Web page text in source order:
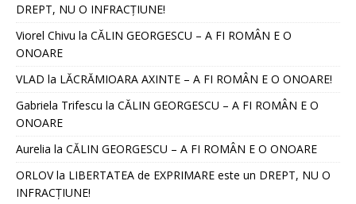
DREPT, NU O INFRACȚIUNE!
Viorel Chivu la CĂLIN GEORGESCU – A FI ROMÂN E O
ONOARE
VLAD la LĂCRĂMIOARA AXINTE – A FI ROMÂN E O ONOARE!
Gabriela Trifescu la CĂLIN GEORGESCU – A FI ROMÂN E O
ONOARE
Aurelia la CĂLIN GEORGESCU – A FI ROMÂN E O ONOARE
ORLOVla LIBERTATEA de EXPRIMARE este un DREPT, NU O
INFRACȚIUNE!